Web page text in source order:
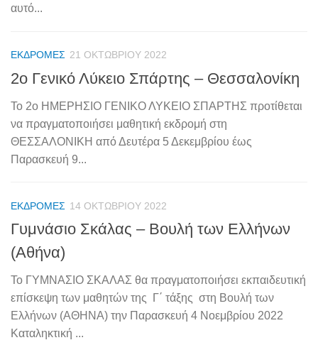
αυτό...
ΕΚΔΡΟΜΈΣ 21 ΟΚΤΩΒΡΊΟΥ 2022
2o Γενικό Λύκειο Σπάρτης – Θεσσαλονίκη
Το 2o ΗΜΕΡΗΣΙΟ ΓΕΝΙΚΟ ΛΥΚΕΙΟ ΣΠΑΡΤΗΣ προτίθεται
να πραγματοποιήσει μαθητική εκδρομή στη
ΘΕΣΣΑΛΟΝΙΚΗ από Δευτέρα 5 Δεκεμβρίου έως
Παρασκευή 9...
ΕΚΔΡΟΜΈΣ 14 ΟΚΤΩΒΡΊΟΥ 2022
Γυμνάσιο Σκάλας – Βουλή των Ελλήνων
(Αθήνα)
Το ΓΥΜΝΑΣΙΟ ΣΚΑΛΑΣ θα πραγματοποιήσει εκπαιδευτική
επίσκεψη των μαθητών της Γ΄ τάξης στη Βουλή των
Ελλήνων (ΑΘΗΝΑ) την Παρασκευή 4 Νοεμβρίου 2022
Καταληκτική ...